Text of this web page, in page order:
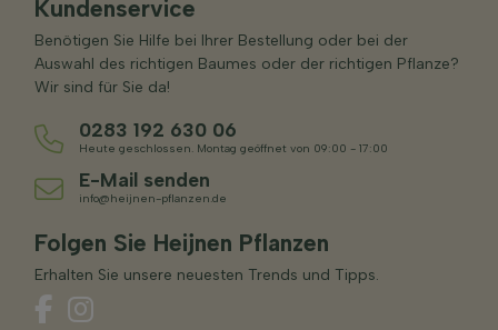
Kundenservice
Benötigen Sie Hilfe bei Ihrer Bestellung oder bei der
Auswahl des richtigen Baumes oder der richtigen Pflanze?
Wir sind für Sie da!
0283 192 630 06
Heute geschlossen. Montag geöffnet von 09:00 - 17:00
E-Mail senden
info@heijnen-pflanzen.de
Folgen Sie Heijnen Pflanzen
Erhalten Sie unsere neuesten Trends und Tipps.